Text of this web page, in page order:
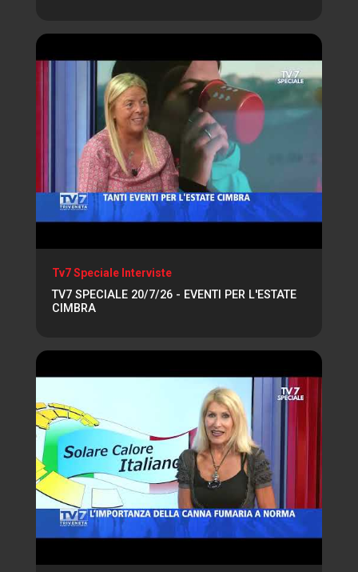
Tv7 Speciale Interviste
TV7 SPECIALE 20/7/26 - EVENTI PER L'ESTATE
CIMBRA